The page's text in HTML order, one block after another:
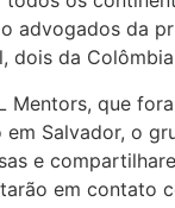
advogados da
dois da
que
Salvador, o
e
em